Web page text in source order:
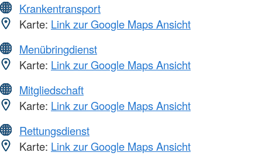
Krankentransport
Karte: Link zur Google Maps Ansicht
Menübringdienst
Karte: Link zur Google Maps Ansicht
Mitgliedschaft
Karte: Link zur Google Maps Ansicht
Rettungsdienst
Karte: Link zur Google Maps Ansicht